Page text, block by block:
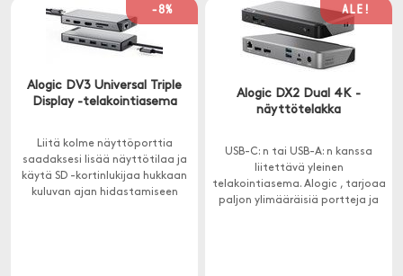
-8%
Alogic DV3 Universal Triple
Display -telakointiasema
Liitä kolme näyttöporttia
saadaksesi lisää näyttötilaa ja
käytä SD -kortinlukijaa hukkaan
kuluvan ajan hidastamiseen
ALE!
Alogic DX2 Dual 4K -
näyttötelakka
USB-C: n tai USB-A: n kanssa
liitettävä yleinen
telakointiasema. Alogic , tarjoaa
paljon ylimääräisiä portteja ja